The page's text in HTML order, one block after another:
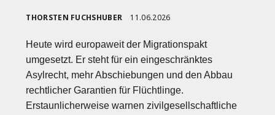
THORSTEN FUCHSHUBER 11.06.2026
Heute wird europaweit der Migrationspakt
umgesetzt. Er steht für ein eingeschränktes
Asylrecht, mehr Abschiebungen und den Abbau
rechtlicher Garantien für Flüchtlinge.
Erstaunlicherweise warnen zivilgesellschaftliche